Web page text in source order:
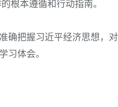
根本遵循和行动指南。
确把握习近平经济思想，
习体会。